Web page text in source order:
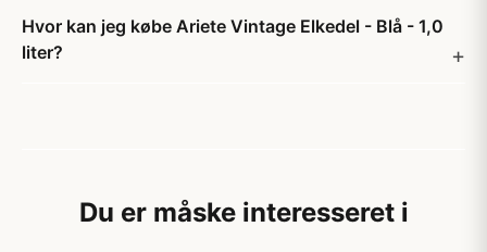
Hvor kan jeg købe Ariete Vintage Elkedel - Blå - 1,0
liter?
Du er måske interesseret i